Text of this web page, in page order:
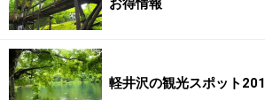
勿論晴れていないと拝めないわけです
てみる価値は十分あるのではないでし
元旦に晴れるとは限りませんが、 これ
２日のどちらかは晴れている事が多い
軽井沢の観光スポット